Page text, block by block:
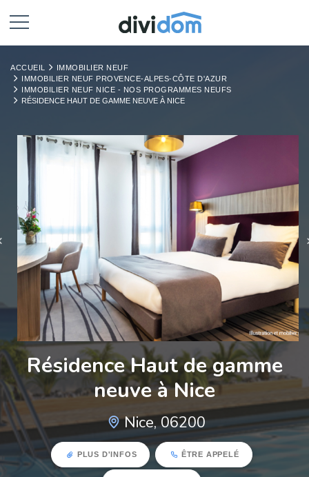
ACCUEIL
IMMOBILIER NEUF
IMMOBILIER NEUF PROVENCE-ALPES-CÔTE D'AZUR
IMMOBILIER NEUF NICE - NOS PROGRAMMES NEUFS
RÉSIDENCE HAUT DE GAMME NEUVE À NICE
Résidence Haut de gamme
neuve à Nice
Nice, 06200
PLUS D'INFOS ÊTRE APPELÉ